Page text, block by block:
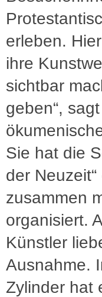
erleben.
ihre
sichtbar
geben“,
Sie hat die
der
zusammen
organisiert.
Künstler
Ausnahme.
Zylinder hat